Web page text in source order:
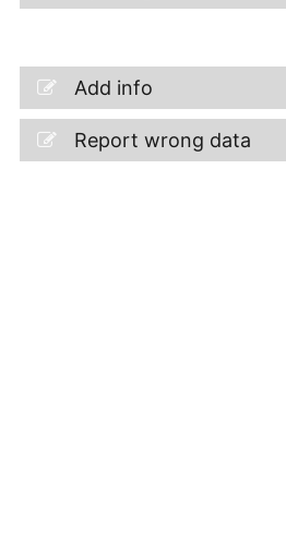
Add info
Report wrong data